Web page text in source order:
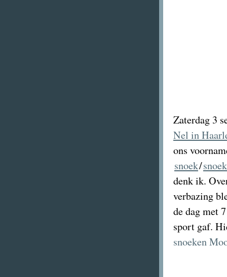
Zaterdag 3
Nel in
ons
snoek/
denk ik.
verbazing
de dag met
sport gaf.
snoeken